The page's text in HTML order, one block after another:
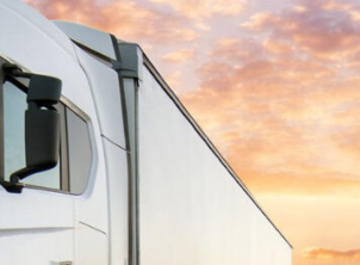
Bestelwagenstoel
Cabinestoel
Camperstoel
Personenautostoel